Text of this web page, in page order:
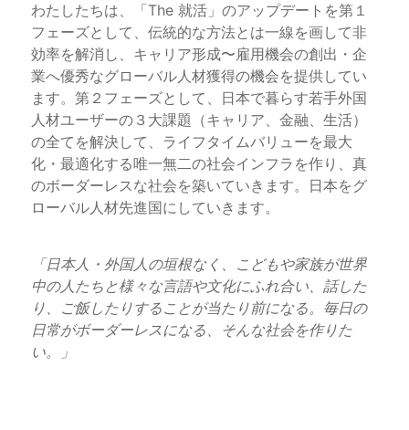
わたしたちは、「The 就活」のアップデートを第１
フェーズとして、伝統的な方法とは一線を画して非
効率を解消し、キャリア形成〜雇用機会の創出・企
業へ優秀なグローバル人材獲得の機会を提供してい
ます。第２フェーズとして、日本で暮らす若手外国
人材ユーザーの３大課題（キャリア、金融、生活）
の全てを解決して、ライフタイムバリューを最大
化・最適化する唯一無二の社会インフラを作り、真
のボーダーレスな社会を築いていきます。日本をグ
ローバル人材先進国にしていきます。
「日本人・外国人の垣根なく、こどもや家族が世界
中の人たちと様々な言語や文化にふれ合い、話した
り、ご飯したりすることが当たり前になる。毎日の
日常がボーダーレスになる、そんな社会を作りた
い。」